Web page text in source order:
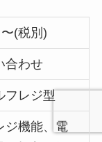
(税別)
合わせ
フレジ型
ジ機能、電